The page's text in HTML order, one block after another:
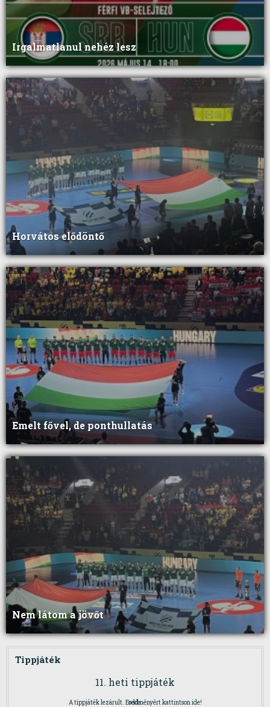
Irgalmatlanul nehéz lesz
Horvátos elődöntő
Emelt fővel, de ponthullatás
Nem látom a jövőt
Tippjáték
odds
11. heti tippjáték
A tippjáték lezárult. Eredményért kattintson ide!